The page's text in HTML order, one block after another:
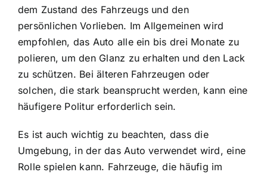
dem Zustand des Fahrzeugs und den
persönlichen Vorlieben. Im Allgemeinen wird
empfohlen, das Auto alle ein bis drei Monate zu
polieren, um den Glanz zu erhalten und den Lack
zu schützen. Bei älteren Fahrzeugen oder
solchen, die stark beansprucht werden, kann eine
häufigere Politur erforderlich sein.
Es ist auch wichtig zu beachten, dass die
Umgebung, in der das Auto verwendet wird, eine
Rolle spielen kann. Fahrzeuge, die häufig im